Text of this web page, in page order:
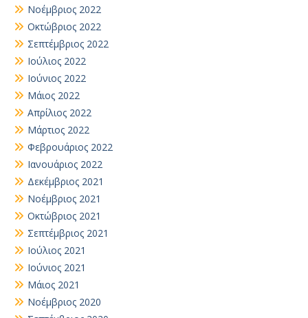
Νοέμβριος 2022
Οκτώβριος 2022
Σεπτέμβριος 2022
Ιούλιος 2022
Ιούνιος 2022
Μάιος 2022
Απρίλιος 2022
Μάρτιος 2022
Φεβρουάριος 2022
Ιανουάριος 2022
Δεκέμβριος 2021
Νοέμβριος 2021
Οκτώβριος 2021
Σεπτέμβριος 2021
Ιούλιος 2021
Ιούνιος 2021
Μάιος 2021
Νοέμβριος 2020